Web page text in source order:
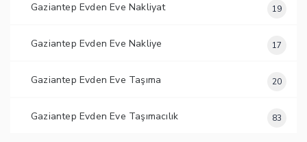
Gaziantep Evden Eve Nakliyat 19
Gaziantep Evden Eve Nakliye 17
Gaziantep Evden Eve Taşıma 20
Gaziantep Evden Eve Taşımacılık 83